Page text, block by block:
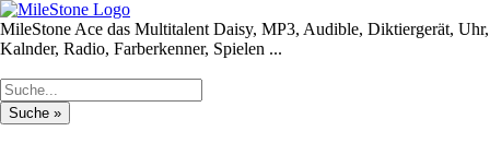
MileStone Ace das Multitalent Daisy, MP3, Audible, Diktiergerät, Uhr,
Kalnder, Radio, Farberkenner, Spielen ...